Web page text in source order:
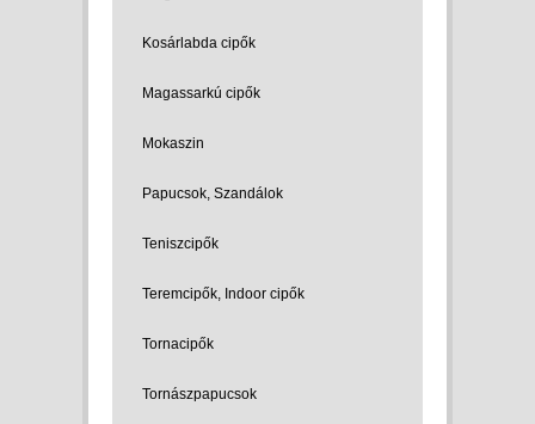
Kosárlabda cipők
Magassarkú cipők
Mokaszin
Papucsok, Szandálok
Teniszcipők
Teremcipők, Indoor cipők
Tornacipők
Tornászpapucsok